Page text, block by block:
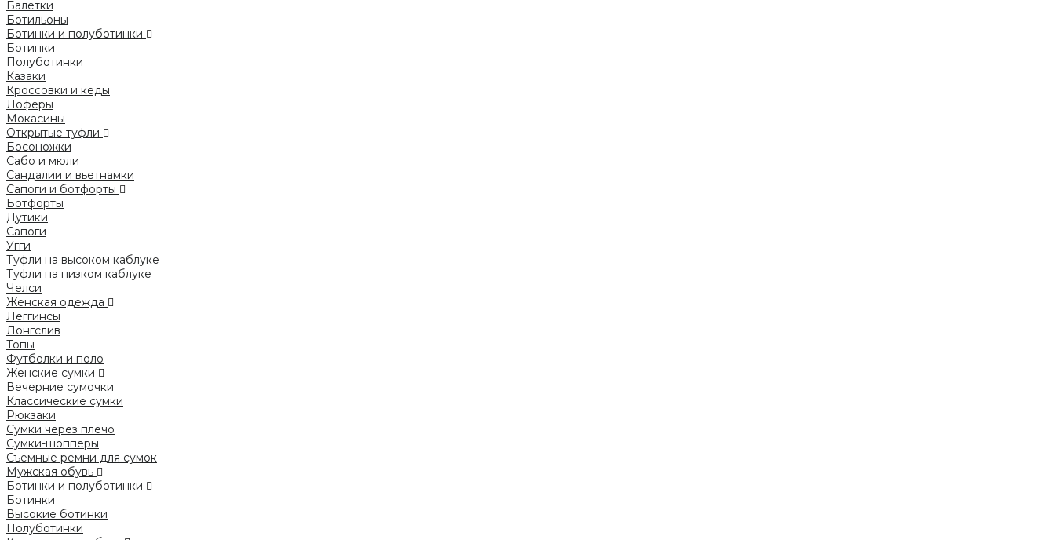
Балетки
Ботильоны
Ботинки и полуботинки
Ботинки
Полуботинки
Казаки
Кроссовки и кеды
Лоферы
Мокасины
Открытые туфли
Босоножки
Сабо и мюли
Сандалии и вьетнамки
Сапоги и ботфорты
Ботфорты
Дутики
Сапоги
Угги
Туфли на высоком каблуке
Туфли на низком каблуке
Челси
Женская одежда
Леггинсы
Лонгслив
Топы
Футболки и поло
Женские сумки
Вечерние сумочки
Классические сумки
Рюкзаки
Сумки через плечо
Сумки-шопперы
Съемные ремни для сумок
Мужская обувь
Ботинки и полуботинки
Ботинки
Высокие ботинки
Полуботинки